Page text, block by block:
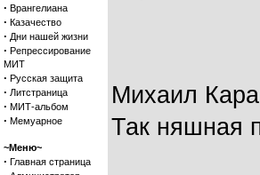
· Врангелиана
· Казачество
· Дни нашей жизни
· Репрессирование
МИТ
· Русская защита
· Литстраница
· МИТ-альбом
· Мемуарное
~Меню~
· Главная страница
Михаил
Так няшная